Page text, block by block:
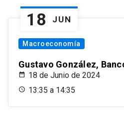
18 JUN
Macroeconomía
Gustavo González,
18 de Junio de 2024
13:35 a 14:35